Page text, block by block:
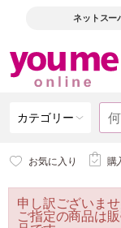
ネットスー
カテゴリー
お気に入り 購
申し訳ございませ
ご指定の商品は